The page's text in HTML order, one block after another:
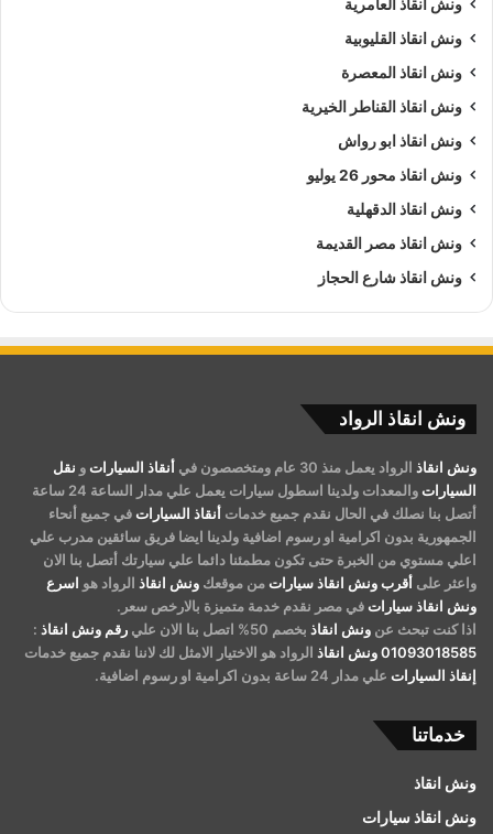
ونش انقاذ العامرية
ونش انقاذ القليوبية
ونش انقاذ المعصرة
ونش انقاذ القناطر الخيرية
ونش انقاذ ابو رواش
ونش انقاذ محور 26 يوليو
ونش انقاذ الدقهلية
ونش انقاذ مصر القديمة
ونش انقاذ شارع الحجاز
ونش انقاذ الرواد
ونش انقاذ الرواد يعمل منذ 30 عام ومتخصصون في أنقاذ السيارات و نقل
السيارات
والمعدات ولدينا اسطول سيارات يعمل علي مدار الساعة 24 ساعة
أتصل بنا نصلك في الحال نقدم جميع خدمات أنقاذ السيارات في جميع أنحاء
الجمهورية بدون اكرامية او رسوم اضافية ولدينا ايضا فريق سائقين مدرب علي
اعلي مستوي من الخبرة حتى تكون مطمئنا دائما علي سيارتك أتصل بنا الان
واعثر على أقرب ونش انقاذ سيارات من موقعك ونش انقاذ الرواد هو اسرع
ونش انقاذ سيارات في مصر نقدم خدمة متميزة بالارخص سعر.
اذا كنت تبحث عن ونش انقاذ بخصم 50% اتصل بنا الان علي رقم ونش انقاذ :
01093018585ونش انقاذ الرواد هو الاختيار الامثل لك لاننا نقدم جميع خدمات
إنقاذ السيارات علي مدار 24 ساعة بدون اكرامية او رسوم اضافية.
خدماتنا
ونش انقاذ
ونش انقاذ سيارات